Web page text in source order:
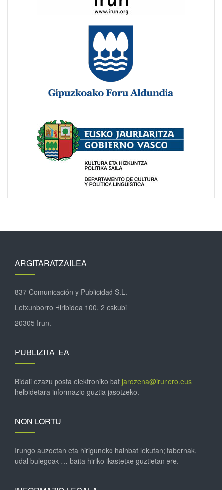
ARGITARATZAILEA
837 Comunicación y Publicidad S.L.
Letxunborro Hiribidea 100, 2 eskubi
20305 Irun.
PUBLIZITATEA
Bidali ezazu posta elektroniko bat jarozena@irunero.eus
helbidetara informazio guztia jasotzeko.
NON LORTU
Irungo auzoetan eta hiriguneko hainbat lekutan; tabernak,
udal bulegoak … baita hiriko ikastetxe guztietan ere.